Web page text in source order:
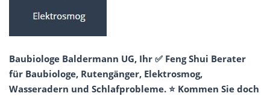
Baubiologe Baldermann UG, Ihr ✅ Feng Shui Berater
für Baubiologe, Rutengänger, Elektrosmog,
Wasseradern und Schlafprobleme. ⭐ Kommen Sie doch